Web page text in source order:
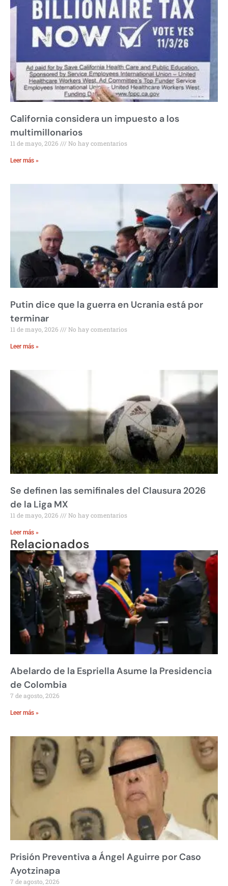
California considera un impuesto a los
multimillonarios
11 de mayo, 2026 No hay comentarios
Leer más »
Putin dice que la guerra en Ucrania está por
terminar
11 de mayo, 2026 No hay comentarios
Leer más »
Se definen las semifinales del Clausura 2026
de la Liga MX
11 de mayo, 2026 No hay comentarios
Leer más »
Relacionados
Abelardo de la Espriella Asume la Presidencia
de Colombia
7 de agosto, 2026
Leer más »
Prisión Preventiva a Ángel Aguirre por Caso
Ayotzinapa
7 de agosto, 2026